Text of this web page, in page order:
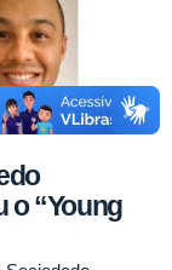
o “Young